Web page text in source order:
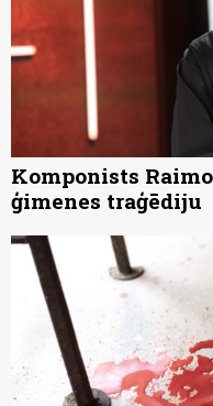
Komponists
ģimenes traģēdiju